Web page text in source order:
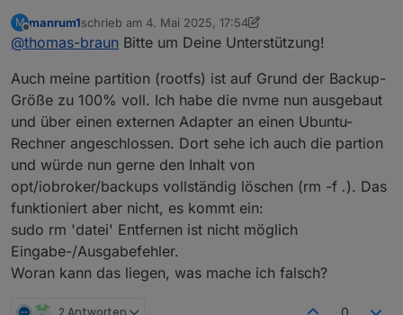
Die Neuinstallation vom PI hat wesentlich
Warum das? Die Installation geht doch mit
wenigen Schritten über den Raspi Imager flugs
von der Hand.
M
Offline
manrum1schrieb am 4. Mai 2025, 17:54
zuletzt editiert von manrum15. Apr. 2025, 19:55
@thomas-braun Bitte um Deine Unterstützung!
Auch meine partition (rootfs) ist auf Grund der Backup-
Größe zu 100% voll. Ich habe die nvme nun ausgebaut
und über einen externen Adapter an einen Ubuntu-
Rechner angeschlossen. Dort sehe ich auch die partion
und würde nun gerne den Inhalt von
opt/iobroker/backups vollständig löschen (rm -f .). Das
funktioniert aber nicht, es kommt ein:
sudo rm 'datei' Entfernen ist nicht möglich
Eingabe-/Ausgabefehler.
Woran kann das liegen, was mache ich falsch?
2 Antworten 0